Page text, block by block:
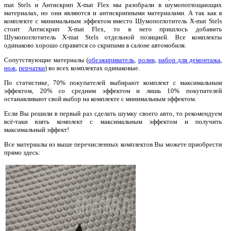
mat Stels и Антискрип X-mat Flex мы разобрали в шумопоглощающих
материалах, но они являются и антискрипными материалами. А так как в
комплекте с минимальным эффектом вместо Шумопоглотитель X-mat Stels
стоит Антискрип X-mat Flex, то в него пришлось добавить
Шумопоглотитель X-mat Stels отдельной позицией. Все комплекты
одинаково хорошо справятся со скрипами в салоне автомобиля.
Сопутствующие материалы (обезжириватель ролик, набор для демонтажа
нож перчатки) во всех комплектах одинаковые.
По статистике, 70% покупателей выбирают комплект с максимальным
эффектом, 20% со средним эффектом и лишь 10% покупателей
останавливают свой выбор на комплекте с минимальным эффектом.
Если Вы решили в первый раз сделать шумку своего авто, то рекомендуем
всё-таки взять комплект с максимальным эффектом и получить
максимальный эффект!
Все материалы из выше перечисленных комплектов Вы можете приобрести
прямо здесь: